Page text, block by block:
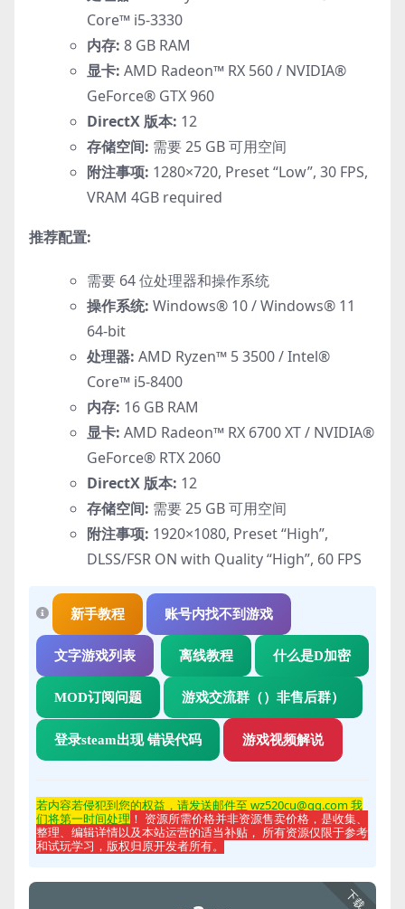
Core™ i5-3330
内存: 8 GB RAM
显卡: AMD Radeon™ RX 560 / NVIDIA®
GeForce® GTX 960
DirectX 版本: 12
存储空间: 需要 25 GB 可用空间
附注事项: 1280×720, Preset “Low”, 30 FPS,
VRAM 4GB required
推荐配置:
需要 64 位处理器和操作系统
操作系统: Windows® 10 / Windows® 11
64-bit
处理器: AMD Ryzen™ 5 3500 / Intel®
Core™ i5-8400
内存: 16 GB RAM
显卡: AMD Radeon™ RX 6700 XT / NVIDIA®
GeForce® RTX 2060
DirectX 版本: 12
存储空间: 需要 25 GB 可用空间
附注事项: 1920×1080, Preset “High”,
DLSS/FSR ON with Quality “High”, 60 FPS
新手教程 账号内找不到游戏
文字游戏列表 离线教程 什么是D加密
MOD订阅问题 游戏交流群（）非售后群）
登录steam出现 错误代码 游戏视频解说
若内容若侵犯到您的权益，请发送邮件至 wz520cu@qq.com 我
们将第一时间处理 ！ 资源所需价格并非资源售卖价格，是收集、
整理、编辑详情以及本站运营的适当补贴， 所有资源仅限于参考
和试玩学习，版权归原开发者所有。
下载